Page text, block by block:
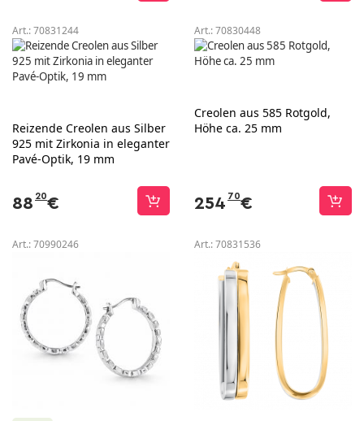
Art.:70831244
Reizende Creolen aus Silber
925 mit Zirkonia in eleganter
Pavé-Optik, 19 mm
88 20€
Art.:70830448
Creolen aus 585 Rotgold,
Höhe ca. 25 mm
254 70€
Art.:70990246 Art.:70831536